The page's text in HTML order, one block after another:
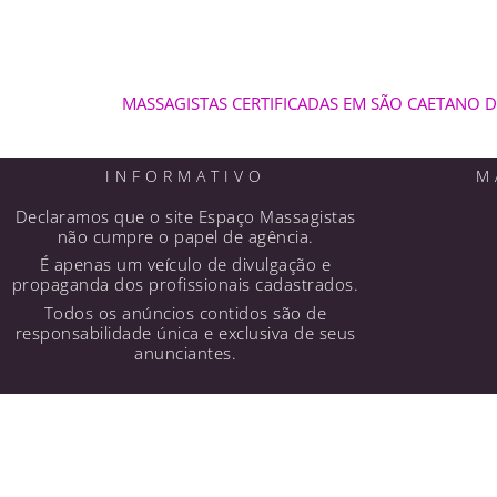
MASSAGISTAS CERTIFICADAS EM SÃO CAETANO
INFORMATIVO
Declaramos que o site Espaço Massagistas
não cumpre o papel de agência.
É apenas um veículo de divulgação e
propaganda dos profissionais cadastrados.
Todos os anúncios contidos são de
responsabilidade única e exclusiva de seus
anunciantes.